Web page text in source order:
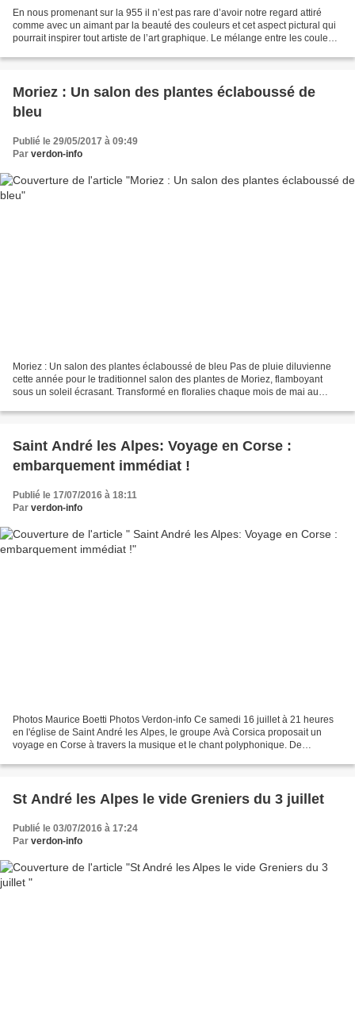
En nous promenant sur la 955 il n’est pas rare d’avoir notre regard attiré
comme avec un aimant par la beauté des couleurs et cet aspect pictural qui
pourrait inspirer tout artiste de l’art graphique. Le mélange entre les couleurs
Moriez : Un salon des plantes éclaboussé de
bleu
Publié le 29/05/2017 à 09:49
Par verdon-info
Moriez : Un salon des plantes éclaboussé de bleu Pas de pluie diluvienne
cette année pour le traditionnel salon des plantes de Moriez, flamboyant
sous un soleil écrasant. Transformé en floralies chaque mois de mai au
Saint André les Alpes: Voyage en Corse :
embarquement immédiat !
Publié le 17/07/2016 à 18:11
Par verdon-info
Photos Maurice Boetti Photos Verdon-info Ce samedi 16 juillet à 21 heures
en l'église de Saint André les Alpes, le groupe Avà Corsica proposait un
voyage en Corse à travers la musique et le chant polyphonique. De
St André les Alpes le vide Greniers du 3 juillet
Publié le 03/07/2016 à 17:24
Par verdon-info